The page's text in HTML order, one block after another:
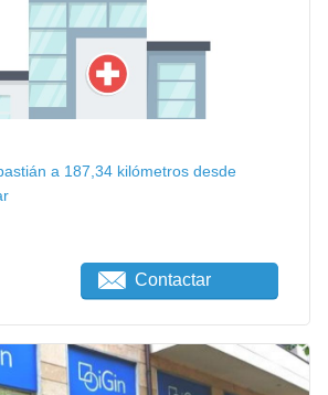
a 187,34 kilómetros desde
Contactar